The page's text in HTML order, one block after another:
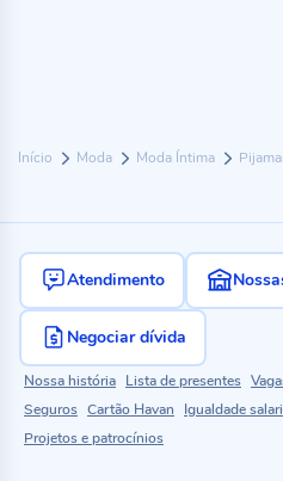
Início Moda Moda Íntima
Atendimento
Negociar dívida
Nossa história Lista de presentes
Seguros Cartão Havan Igualdade
Projetos e patrocínios